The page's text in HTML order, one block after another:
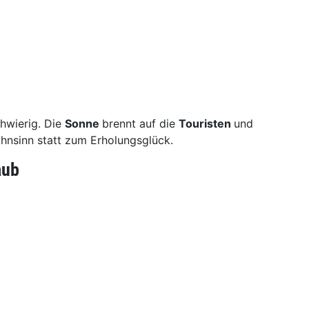
Die Sonne brennt auf die Touristen und
statt zum Erholungsglück.